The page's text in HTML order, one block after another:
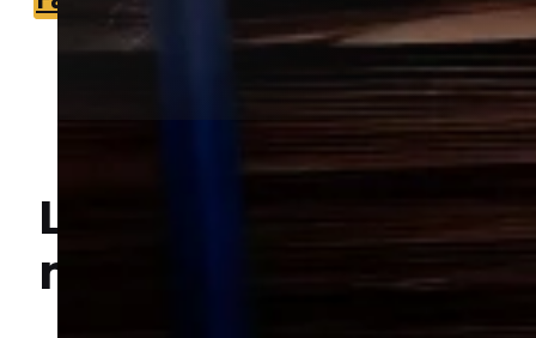
Lokal bekæmpelse
myrer
Hej! Hvordan kan jeg hjælpe dig? Har du nogen spørgsmål?